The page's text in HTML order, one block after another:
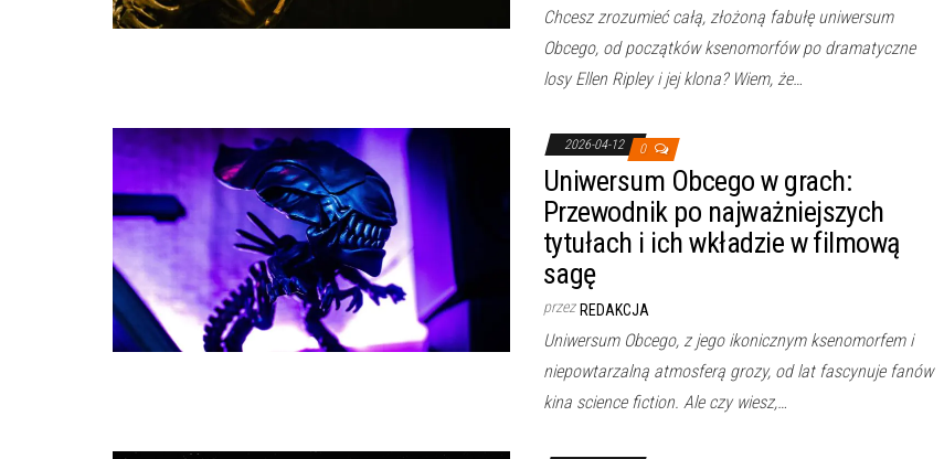
Chcesz zrozumieć całą, złożoną fabułę uniwersum
Obcego, od początków ksenomorfów po dramatyczne
losy Ellen Ripley i jej klona? Wiem, że…
2026-04-12 0
Uniwersum Obcego w grach:
Przewodnik po najważniejszych
tytułach i ich wkładzie w filmową
sagę
przez REDAKCJA
Uniwersum Obcego, z jego ikonicznym ksenomorfem i
niepowtarzalną atmosferą grozy, od lat fascynuje fanów
kina science fiction. Ale czy wiesz,…